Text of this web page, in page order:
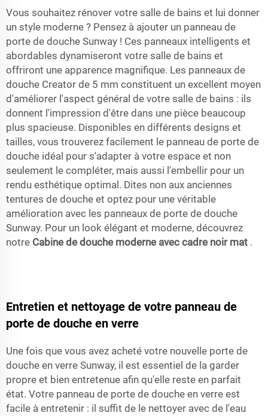
Vous souhaitez rénover votre salle de bains et lui donner
un style moderne ? Pensez à ajouter un panneau de
porte de douche Sunway ! Ces panneaux intelligents et
abordables dynamiseront votre salle de bains et
offriront une apparence magnifique. Les panneaux de
douche Creator de 5 mm constituent un excellent moyen
d'améliorer l'aspect général de votre salle de bains : ils
donnent l'impression d'être dans une pièce beaucoup
plus spacieuse. Disponibles en différents designs et
tailles, vous trouverez facilement le panneau de porte de
douche idéal pour s'adapter à votre espace et non
seulement le compléter, mais aussi l'embellir pour un
rendu esthétique optimal. Dites non aux anciennes
tentures de douche et optez pour une véritable
amélioration avec les panneaux de porte de douche
Sunway. Pour un look élégant et moderne, découvrez
notre Cabine de douche moderne avec cadre noir mat .
Entretien et nettoyage de votre panneau de
porte de douche en verre
Une fois que vous avez acheté votre nouvelle porte de
douche en verre Sunway, il est essentiel de la garder
propre et bien entretenue afin qu'elle reste en parfait
état. Votre panneau de porte de douche en verre est
facile à entretenir : il suffit de le nettoyer avec de l'eau